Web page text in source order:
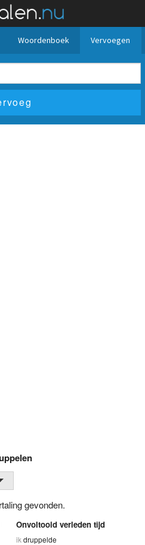
Woordenboek Vervoegen
gevonden.
Onvoltooid verleden tijd
ik druppelde